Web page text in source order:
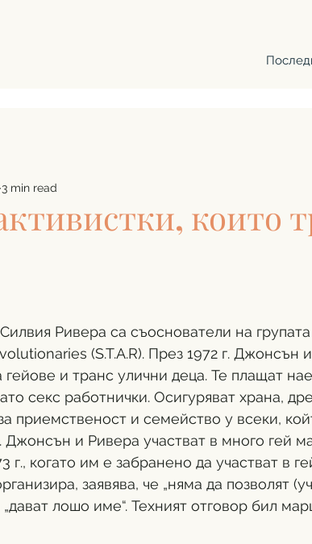
които
3 min read
Ривера са съоснователи на
(S.T.A.R). През 1972 г. Джонсън
гейове и транс улични деца. Те плащат
секс работнички. Осигуряват храна,
приемственост и семейство у всеки,
и Ривера участват в много гей
когато им е забранено да участват в
заявява, че „няма да позволят
„дават лошо име“. Техният отговор бил